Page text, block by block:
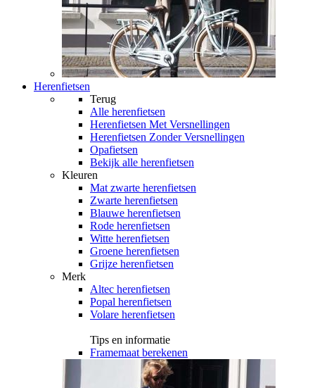
Herenfietsen
Terug
Alle herenfietsen
Herenfietsen Met Versnellingen
Herenfietsen Zonder Versnellingen
Opafietsen
Bekijk alle herenfietsen
Kleuren
Mat zwarte herenfietsen
Zwarte herenfietsen
Blauwe herenfietsen
Rode herenfietsen
Witte herenfietsen
Groene herenfietsen
Grijze herenfietsen
Merk
Altec herenfietsen
Popal herenfietsen
Volare herenfietsen
Tips en informatie
Framemaat berekenen